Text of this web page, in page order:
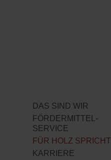
DAS SIND WIR
FÖRDERMITTEL-
SERVICE
FÜR HOLZ SPRICHT
KARRIERE